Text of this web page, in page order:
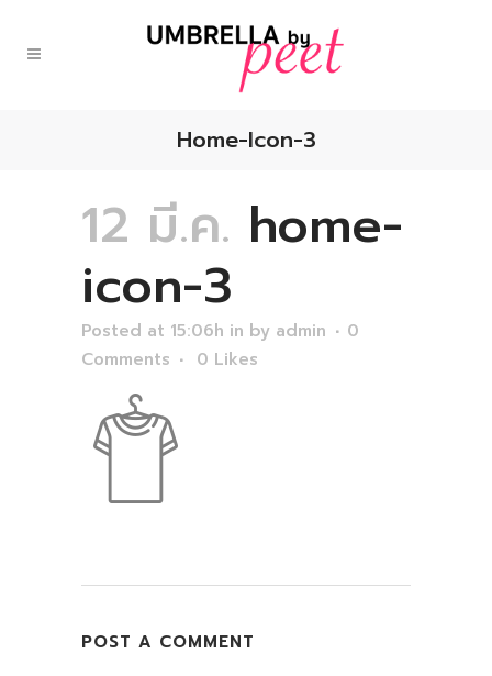
Home-Icon-3
12 มี.ค. home-
icon-3
Posted at 15:06h in by admin
0
Comments
0 Likes
POST A COMMENT